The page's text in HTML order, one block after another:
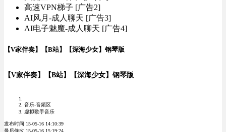
高速VPN梯子 [广告2]
AI风月-成人聊天 [广告3]
AI电子魅魔-成人聊天 [广告4]
【V家伴奏】【B站】【深海少女】钢琴版
【V家伴奏】【B站】【深海少女】钢琴版
音乐-音频区
虚拟歌手音乐
发布时间 15-05-16 14:10:39